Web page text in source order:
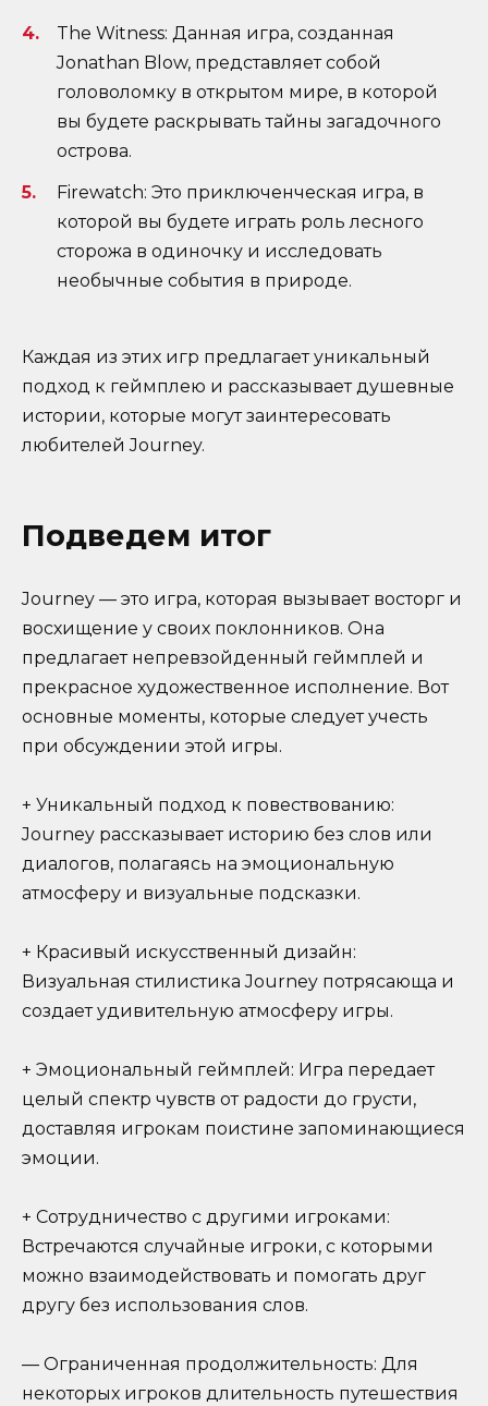
The Witness: Данная игра, созданная
Jonathan Blow, представляет собой
головоломку в открытом мире, в которой
вы будете раскрывать тайны загадочного
острова.
Firewatch: Это приключенческая игра, в
которой вы будете играть роль лесного
сторожа в одиночку и исследовать
необычные события в природе.
Каждая из этих игр предлагает уникальный
подход к геймплею и рассказывает душевные
истории, которые могут заинтересовать
любителей Journey.
Подведем итог
Journey — это игра, которая вызывает восторг и
восхищение у своих поклонников. Она
предлагает непревзойденный геймплей и
прекрасное художественное исполнение. Вот
основные моменты, которые следует учесть
при обсуждении этой игры.
+ Уникальный подход к повествованию:
Journey рассказывает историю без слов или
диалогов, полагаясь на эмоциональную
атмосферу и визуальные подсказки.
+ Красивый искусственный дизайн:
Визуальная стилистика Journey потрясающа и
создает удивительную атмосферу игры.
+ Эмоциональный геймплей: Игра передает
целый спектр чувств от радости до грусти,
доставляя игрокам поистине запоминающиеся
эмоции.
+ Сотрудничество с другими игроками:
Встречаются случайные игроки, с которыми
можно взаимодействовать и помогать друг
другу без использования слов.
— Ограниченная продолжительность: Для
некоторых игроков длительность путешествия